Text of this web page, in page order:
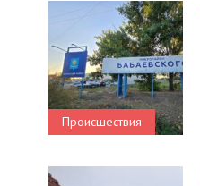
Происшествия